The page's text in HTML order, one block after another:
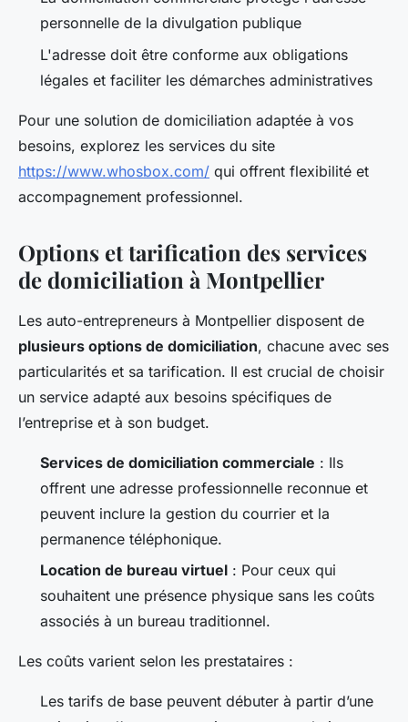
personnelle de la divulgation publique
L'adresse doit être conforme aux obligations
légales et faciliter les démarches administratives
Pour une solution de domiciliation adaptée à vos
besoins, explorez les services du site
https://www.whosbox.com/ qui offrent flexibilité et
accompagnement professionnel.
Options et tarification des services
de domiciliation à Montpellier
Les auto-entrepreneurs à Montpellier disposent de
plusieurs options de domiciliation, chacune avec ses
particularités et sa tarification. Il est crucial de choisir
un service adapté aux besoins spécifiques de
l’entreprise et à son budget.
Services de domiciliation commerciale : Ils
offrent une adresse professionnelle reconnue et
peuvent inclure la gestion du courrier et la
permanence téléphonique.
Location de bureau virtuel : Pour ceux qui
souhaitent une présence physique sans les coûts
associés à un bureau traditionnel.
Les coûts varient selon les prestataires :
Les tarifs de base peuvent débuter à partir d’une